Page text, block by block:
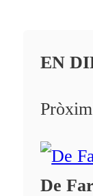
A la
Fes-
EN
De